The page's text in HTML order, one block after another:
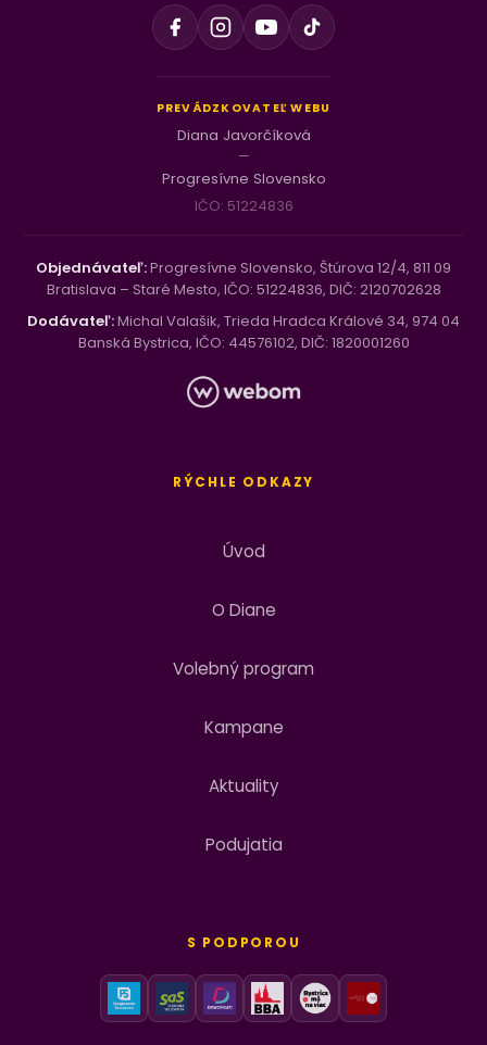
PREVÁDZKOVATEĽ WEBU
Diana Javorčíková
—
Progresívne Slovensko
IČO: 51224836
Objednávateľ:Progresívne Slovensko, Štúrova 12/4, 811 09
Bratislava – Staré Mesto, IČO: 51224836, DIČ: 2120702628
Dodávateľ:Michal Valašik, Trieda Hradca Králové 34, 974 04
Banská Bystrica, IČO: 44576102, DIČ: 1820001260
RÝCHLE ODKAZY
Úvod
O Diane
Volebný program
Kampane
Aktuality
Podujatia
S PODPOROU